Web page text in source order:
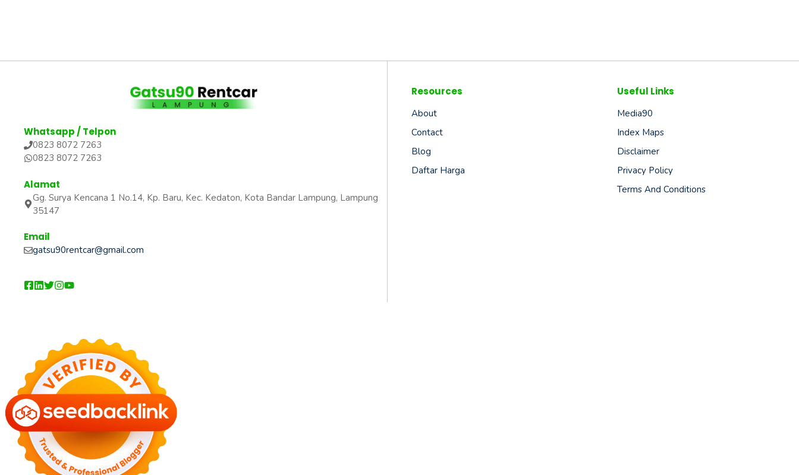
Whatsapp / Telpon
0823 8072 7263
0823 8072 7263
Alamat
Gg. Surya Kencana 1 No.14, Kp. Baru, Kec. Kedaton, Kota Bandar Lampung, Lampung
35147
Email
gatsu90rentcar@gmail.com
Resources
About
Contact
Blog
Daftar Harga
Useful Links
Media90
Index Maps
Disclaimer
Privacy Policy
Terms And Conditions